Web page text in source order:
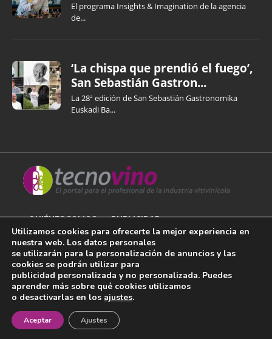
El programa Insights & Imagination de la agencia
de...
‘La chispa que prendió el fuego’,
San Sebastián Gastron...
La 28ª edición de San Sebastián Gastronomika
Euskadi Ba...
QUIÉNES SOMOS PUBLICIDAD
AVISO LEGAL
POLÍTICA DE COOKIES
POLÍTICA DE PRIVACIDAD
CONTACTO¡Newsletter!
Utilizamos cookies para ofrecerte la mejor experiencia en
nuestra web. Los datos personales
se utilizarán para la personalización de anuncios y las
cookies se podrán utilizar para
publicidad personalizada y no personalizada. Puedes
aprender más sobre qué cookies utilizamos
o desactivarlas en los ajustes.
Aceptar Ajustes